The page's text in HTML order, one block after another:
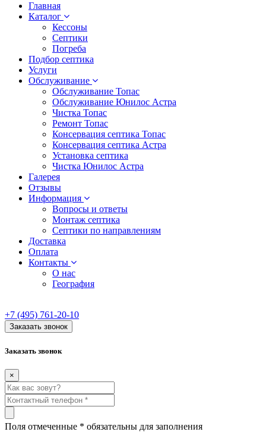
Главная
Каталог
Кессоны
Септики
Погреба
Подбор септика
Услуги
Обслуживание
Обслуживание Топас
Обслуживание Юнилос Астра
Чистка Топас
Ремонт Топас
Консервация септика Топас
Консервация септика Астра
Установка септика
Чистка Юнилос Астра
Галерея
Отзывы
Информация
Вопросы и ответы
Монтаж септика
Септики по направлениям
Доставка
Оплата
Контакты
О нас
География
+7 (495) 761-20-10
Заказать звонок
Заказать звонок
×
Поля отмеченные * обязательны для заполнения